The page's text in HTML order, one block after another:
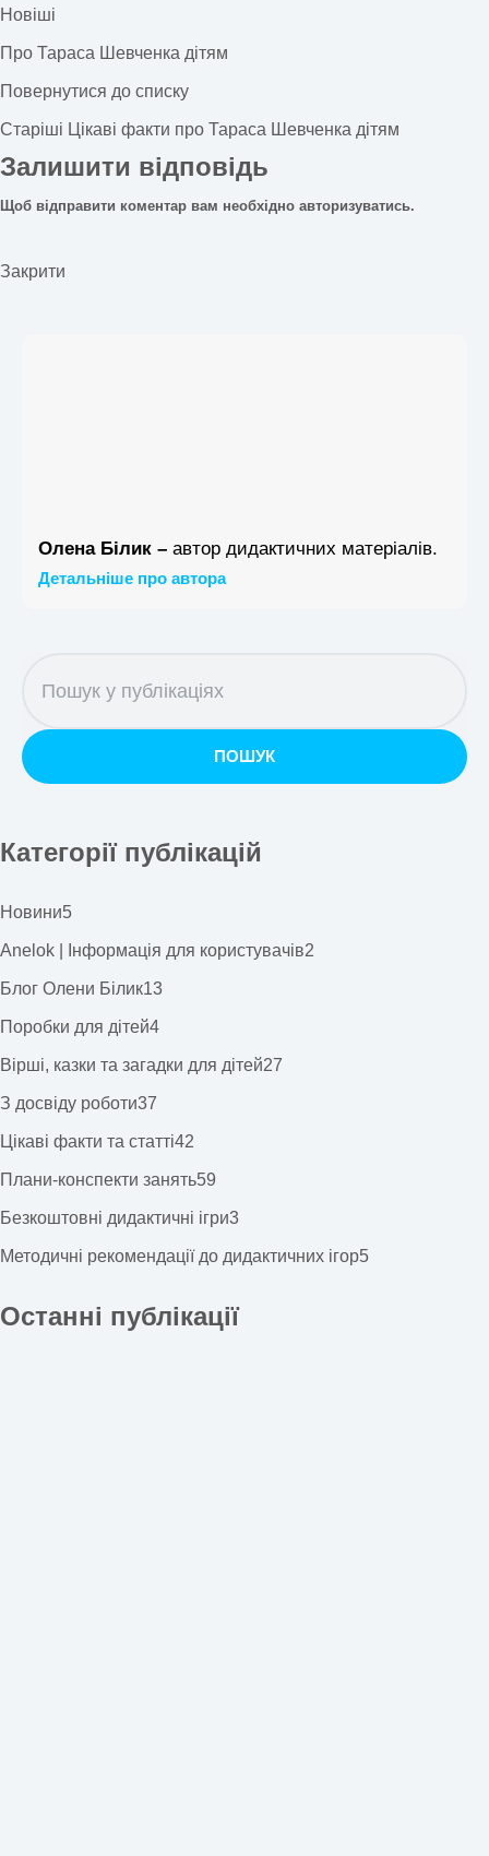
Новіші
Про Тараса Шевченка дітям
Повернутися до списку
Старіші Цікаві факти про Тараса Шевченка дітям
Залишити відповідь
Щоб відправити коментар вам необхідно авторизуватись.
Закрити
Олена Білик – автор дидактичних матеріалів.
Детальніше про автора
ПОШУК
Категорії публікацій
Новини5
Anelok | Інформація для користувачів2
Блог Олени Білик13
Поробки для дітей4
Вірші, казки та загадки для дітей27
З досвіду роботи37
Цікаві факти та статті42
Плани-конспекти занять59
Безкоштовні дидактичні ігри3
Методичні рекомендації до дидактичних ігор5
Останні публікації